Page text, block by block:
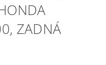
ZADNÁ